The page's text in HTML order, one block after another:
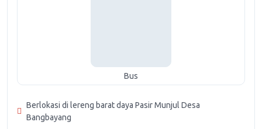
Bus
Berlokasi di lereng barat daya Pasir Munjul Desa
Bangbayang